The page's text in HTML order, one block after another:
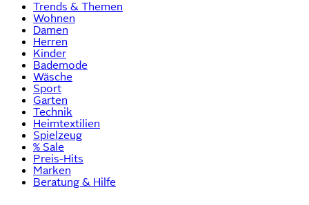
Trends & Themen
Wohnen
Damen
Herren
Kinder
Bademode
Wäsche
Sport
Garten
Technik
Heimtextilien
Spielzeug
% Sale
Preis-Hits
Marken
Beratung & Hilfe